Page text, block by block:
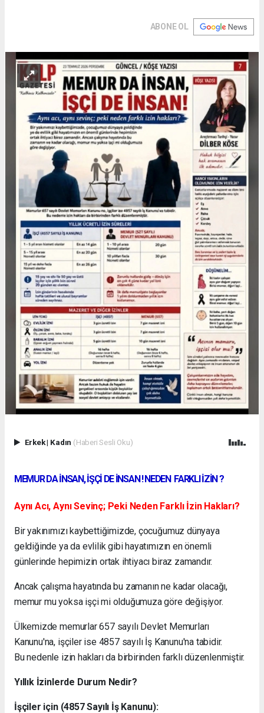
ABONE OL
Erkek| Kadın (Haberi Sesli Oku)
MEMUR DA İNSAN, İŞÇİ DE İNSAN ! NEDEN FARKLI İZİN ?
Aynı Acı, Aynı Sevinç; Peki Neden Farklı İzin Hakları?
Bir yakınımızı kaybettiğimizde, çocuğumuz dünyaya
geldiğinde ya da evlilik gibi hayatımızın en önemli
günlerinde hepimizin ortak ihtiyacı biraz zamandır.
Ancak çalışma hayatında bu zamanın ne kadar olacağı,
memur mu yoksa işçi mi olduğumuza göre değişiyor.
Ülkemizde memurlar 657 sayılı Devlet Memurları
Kanunu'na, işçiler ise 4857 sayılı İş Kanunu'na tabidir.
Bu nedenle izin hakları da birbirinden farklı düzenlenmiştir.
Yıllık İzinlerde Durum Nedir?
İşçiler için (4857 Sayılı İş Kanunu):